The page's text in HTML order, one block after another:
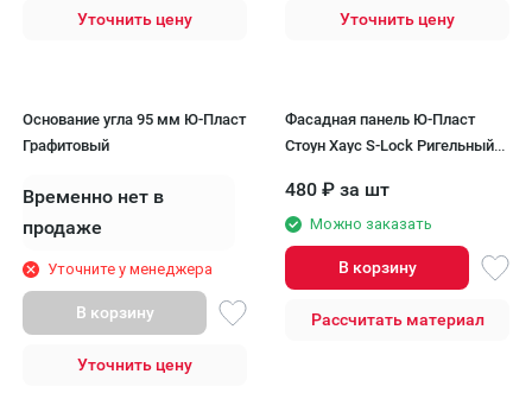
Уточнить цену Уточнить цену
Основание угла 95 мм Ю-Пласт
Графитовый
Временно нет в
продаже
Уточните у менеджера
В корзину
Уточнить цену
Фасадная панель Ю-Пласт
Стоун Хаус S-Lock Ригельный
480 ₽ за шт
Можно заказать
В корзину
Рассчитать материал